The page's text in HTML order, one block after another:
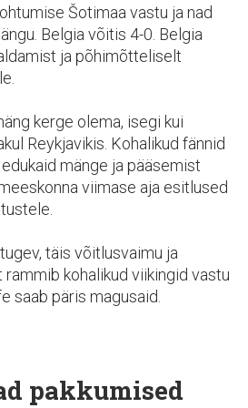
Šotimaa vastu ja nad
Belgia võitis 4-0. Belgia
ja põhimõtteliselt
kerge olema, isegi kui
Reykjavikis. Kohalikud fännid
mänge ja pääsemist
viimase aja esitlused
täis võitlusvaimu ja
rammib kohalikud viikingid vastu
saab päris magusaid.
pakkumised